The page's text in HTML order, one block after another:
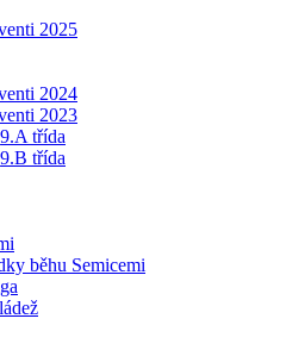
2025
2024
2023
9.A třída
9.B třída
běhu Semicemi